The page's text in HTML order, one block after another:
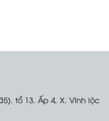
tổ 13. Ấp 4, X. Vĩnh lộc